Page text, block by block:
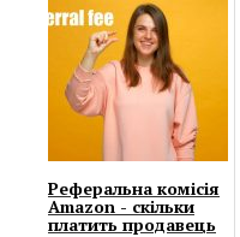
Реферальна комісія
Amazon - скільки
платить продавець